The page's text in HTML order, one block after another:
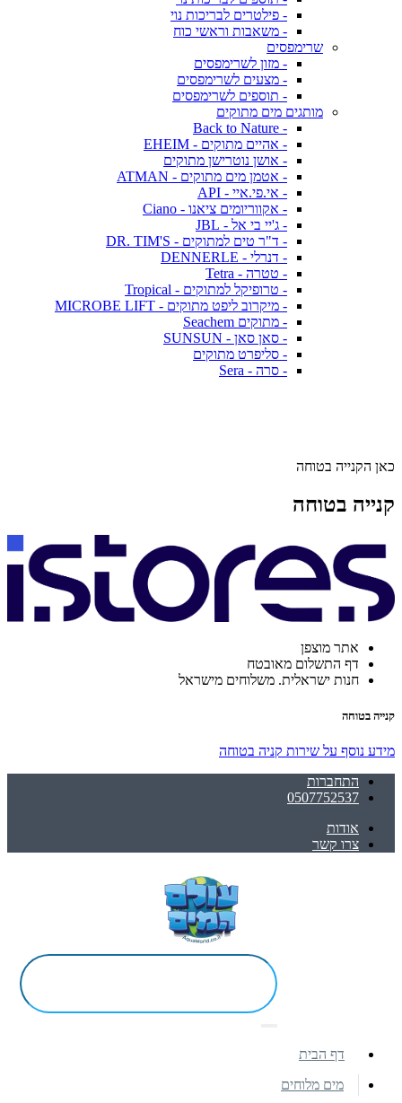
- פילטרים לבריכות נוי
- משאבות וראשי כוח
שרימפסים
- מזון לשרימפסים
- מצעים לשרימפסים
- תוספים לשרימפסים
מותגים מים מתוקים
- Back to Nature
- אהיים מתוקים - EHEIM
- אושן נוטרישן מתוקים
- אטמן מים מתוקים - ATMAN
- אי.פי.איי - API
- אקווריומים ציאנו - Ciano
- ג'יי בי אל - JBL
- ד"ר טים למתוקים - DR. TIM'S
- דנרלי - DENNERLE
- טטרה - Tetra
- טרופיקל למתוקים - Tropical
- מיקרוב ליפט מתוקים - MICROBE LIFT
- מתוקים Seachem
- סאן סאן - SUNSUN
- סליפרט מתוקים
- סרה - Sera
כאן הקנייה בטוחה
קנייה בטוחה
אתר מוצפן
דף התשלום מאובטח
חנות ישראלית. משלוחים מישראל
קנייה בטוחה
מידע נוסף על שירות קניה בטוחה
התחברות
0507752537
אודות
צרו קשר
דף הבית
מים מלוחים